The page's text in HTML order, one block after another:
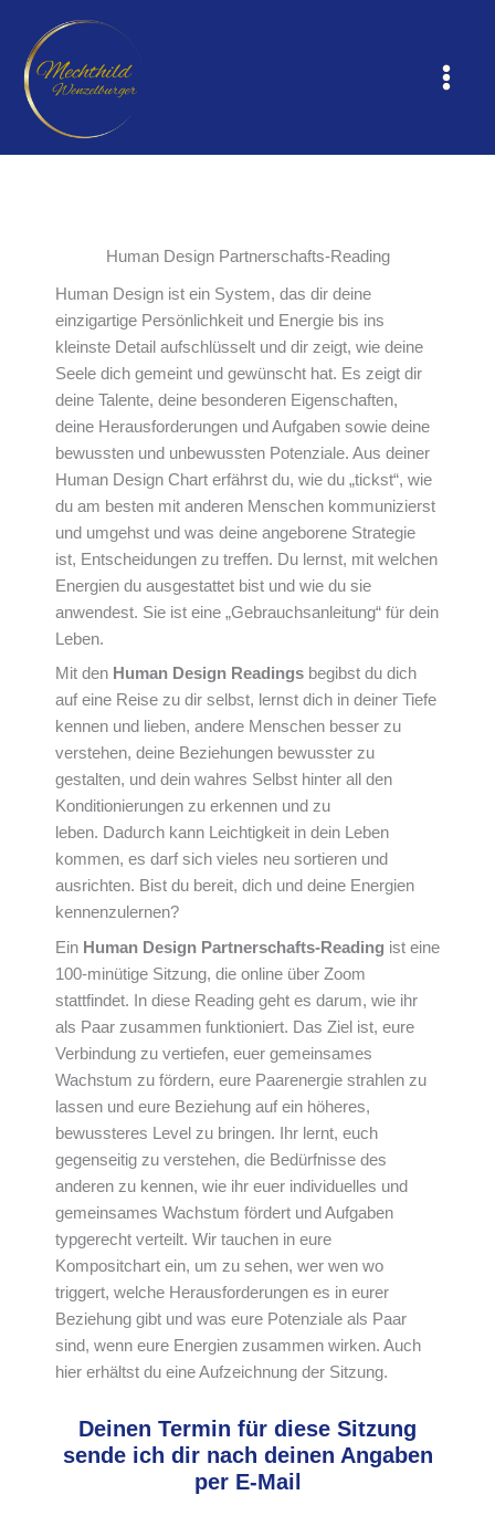
Inhalt
springen
Human Design Partnerschafts-Reading
Human Design ist ein System, das dir deine
einzigartige Persönlichkeit und Energie bis ins
kleinste Detail aufschlüsselt und dir zeigt, wie deine
Seele dich gemeint und gewünscht hat. Es zeigt dir
deine Talente, deine besonderen Eigenschaften,
deine Herausforderungen und Aufgaben sowie deine
bewussten und unbewussten Potenziale. Aus deiner
Human Design Chart erfährst du, wie du „tickst“, wie
du am besten mit anderen Menschen kommunizierst
und umgehst und was deine angeborene Strategie
ist, Entscheidungen zu treffen. Du lernst, mit welchen
Energien du ausgestattet bist und wie du sie
anwendest. Sie ist eine „Gebrauchsanleitung“ für dein
Leben.
Mit den Human Design Readings begibst du dich
auf eine Reise zu dir selbst, lernst dich in deiner Tiefe
kennen und lieben, andere Menschen besser zu
verstehen, deine Beziehungen bewusster zu
gestalten, und dein wahres Selbst hinter all den
Konditionierungen zu erkennen und zu
leben. Dadurch kann Leichtigkeit in dein Leben
kommen, es darf sich vieles neu sortieren und
ausrichten. Bist du bereit, dich und deine Energien
kennenzulernen?
Ein Human Design Partnerschafts-Reading ist eine
100-minütige Sitzung, die online über Zoom
stattfindet. In diese Reading geht es darum, wie ihr
als Paar zusammen funktioniert. Das Ziel ist, eure
Verbindung zu vertiefen, euer gemeinsames
Wachstum zu fördern, eure Paarenergie strahlen zu
lassen und eure Beziehung auf ein höheres,
bewussteres Level zu bringen. Ihr lernt, euch
gegenseitig zu verstehen, die Bedürfnisse des
anderen zu kennen, wie ihr euer individuelles und
gemeinsames Wachstum fördert und Aufgaben
typgerecht verteilt. Wir tauchen in eure
Kompositchart ein, um zu sehen, wer wen wo
triggert, welche Herausforderungen es in eurer
Beziehung gibt und was eure Potenziale als Paar
sind, wenn eure Energien zusammen wirken. Auch
hier erhältst du eine Aufzeichnung der Sitzung.
Deinen Termin für diese Sitzung
sende ich dir nach deinen Angaben
per E-Mail